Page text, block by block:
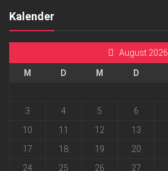
Kalender
August 2026
M D M D
3
4 5 6
10
11 12 13
17
18 19 20
24
25 26 27